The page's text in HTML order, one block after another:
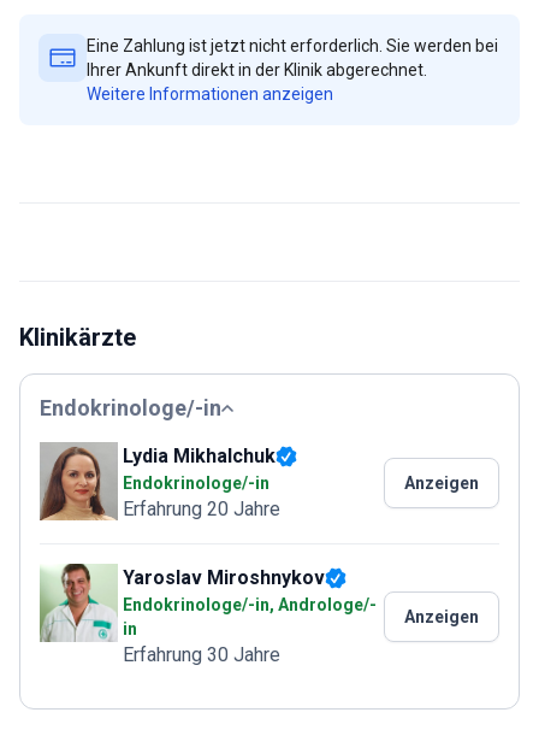
Eine Zahlung ist jetzt nicht erforderlich. Sie werden bei
Ihrer Ankunft direkt in der Klinik abgerechnet.
Weitere Informationen anzeigen
Klinikärzte
Endokrinologe/-in
Lydia Mikhalchuk
Endokrinologe/-in
Erfahrung 20 Jahre
Anzeigen
Yaroslav Miroshnykov
Endokrinologe/-in, Androloge/-
in
Erfahrung 30 Jahre
Anzeigen